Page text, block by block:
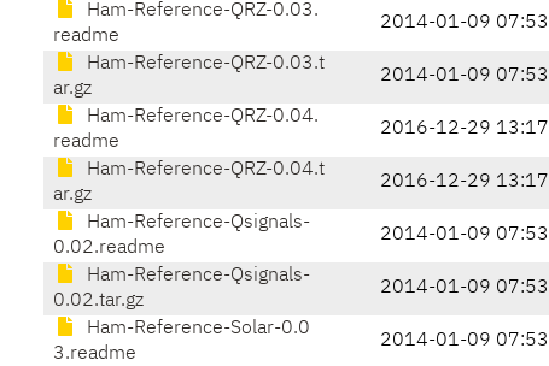
Ham-Reference-QRZ-0.03.
readme
2014-01-09 07:53
Ham-Reference-QRZ-0.03.t
ar.gz
2014-01-09 07:53
Ham-Reference-QRZ-0.04.
readme
2016-12-29 13:17
Ham-Reference-QRZ-0.04.t
ar.gz
2016-12-29 13:17
Ham-Reference-Qsignals-
0.02.readme
2014-01-09 07:53
Ham-Reference-Qsignals-
0.02.tar.gz
2014-01-09 07:53
Ham-Reference-Solar-0.0
3.readme
2014-01-09 07:53